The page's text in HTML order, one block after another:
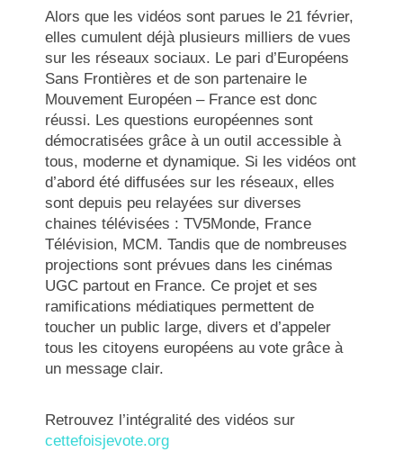
Alors que les vidéos sont parues le 21 février,
elles cumulent déjà plusieurs milliers de vues
sur les réseaux sociaux. Le pari d’Européens
Sans Frontières et de son partenaire le
Mouvement Européen – France est donc
réussi. Les questions européennes sont
démocratisées grâce à un outil accessible à
tous, moderne et dynamique. Si les vidéos ont
d’abord été diffusées sur les réseaux, elles
sont depuis peu relayées sur diverses
chaines télévisées : TV5Monde, France
Télévision, MCM. Tandis que de nombreuses
projections sont prévues dans les cinémas
UGC partout en France. Ce projet et ses
ramifications médiatiques permettent de
toucher un public large, divers et d’appeler
tous les citoyens européens au vote grâce à
un message clair.
Retrouvez l’intégralité des vidéos sur
cettefoisjevote.org